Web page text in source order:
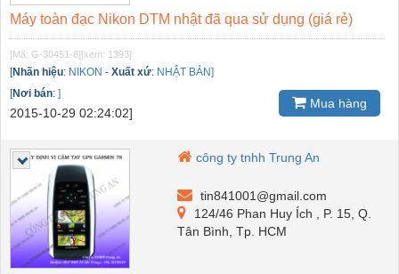
Máy toàn đạc Nikon DTM nhật đã qua sử dụng (giá rẻ)
[Mã: G-30451-8] [xem: 1393]
[Nhãn hiệu: NIKON - Xuất xứ: NHẬT BẢN]
[Nơi bán: ]
2015-10-29 02:24:02]
Mua hàng
công ty tnhh Trung An
tin841001@gmail.com
124/46 Phan Huy Ích , P. 15, Q.
Tân Bình, Tp. HCM